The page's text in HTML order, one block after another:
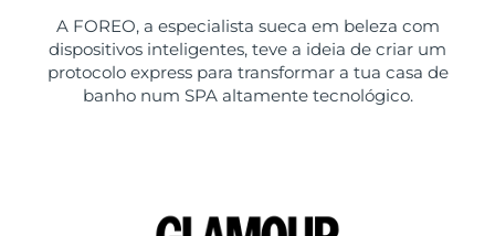
A FOREO, a especialista sueca em beleza com
dispositivos inteligentes, teve a ideia de criar um
protocolo express para transformar a tua casa de
banho num SPA altamente tecnológico.